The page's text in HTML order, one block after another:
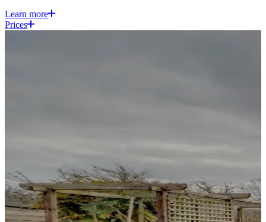
Learn more​​​​‌ ‍ ​‍​‍‌‍ ‌ ​‍‌‍‍‌‌‍‌ ‌‍‍‌‌‍ ‍​‍​‍​ ‍‍​‍​‍‌ ​ ‌‍​‌‌‍ ‍‌‍‍‌‌ ‌​‌ ‍‌​‍ ‍‌‍‍‌‌‍ ​‍​‍​‍ ​​‍​‍‌‍‍​‌ ​‍‌‍‌‌‌‍‌‍​‍​‍​ ‍‍​‍​‍​‍ ‌‍​‌‌‍‌​‌‍ ‌‌‍‍‌‌‍ ‍​‍ ‌‍‍‌‌‍ ‍‌ ‌​‌‍‌‌‌‍ ‍‌ ‌​​‍ ‌‍‌‌‌‍‌​‌‍‍‌‌ ‌​​‍ ‌‍ ‌‌‍ ‌‍‌​‌‍‌‌​ ‌‌ ​​‌ ​‍‌‍‌‌‌ ​ ‌‍‌‌‌‍ ‍‌ ‌​‌‍​‌‌ ‌​‌‍‍‌‌‍ ‌‍ ‍​ ‍ ‌‍‍‌‌‍‌​​ ‌‌‍‍​‌‍ ‌‍ ‌‌‍‌‌​ ‍ ‌ ‌​‌ ‍‌‌ ​​‌‍‌‌​ ‌‌‍‍​‌‍ ‌‍ ‌‌‍‌‌​ ‍ ‌ ​​‌‍​‌‌ ‌​‌‍‍​​ ‌‌‍​ ‌‍ ‌‍ ‍‌ ‌​‌‍‌‌‌‍ ‍‌ ‌​​‍‌‌​ ‌‌‌​​‍‌‌ ‌‍‍ ‌‍‌‌‌ ‍‌​‍‌‌​ ​ ‌​‌​​‍‌‌​ ​ ‌​‌​​‍‌‌​ ​‍​ ​‍​ ​​‌‍‌‍​ ‌‌‌‍‌​​ ‍​​ ​​‌‍​‍​ ‌‍‌‍‌‍​ ‌‍​ ‌‍​ ​‌​‍‌‌​ ​‍​ ​‍​‍‌‌​ ‌‌‌​‌​​‍ ‍‌‍ ​‌‍‍‌‌ ​ ‌ ‌​​‍‌‌​ ‌‌‌​​‍‌‌ ‌‍‍ ‌‍‌‌‌ ‍‌​‍‌‌​ ​ ‌​‌​​‍‌‌​ ​ ‌​‌​​‍‌‌​ ​‍​ ​‍‌‍​‌​ ​ ‌‍​‍​ ‍‌‌‍​‍‌‍‌​​ ‌‌‌‍‌‌​ ‍‌​ ​‌​ ‌‍​ ​‌​‍‌‌​ ​‍​ ​‍​‍‌‌​ ‌‌‌​‌​​‍ ‍‌‍ ​‌‍‍‌‌‍ ‍‌‍‍ ‌ ​ ​‍‌‌​ ‌‌‌​​‍‌‌ ‌‍‍ ‌‍‌‌‌ ‍‌​‍‌‌​ ​ ‌​‌​​‍‌‌​ ​ ‌​‌​​‍‌‌​ ​‍​ ​‍​ ‍‌‌‍‌‍​ ‍‌​ ​​‌‍​‌‌‍​‌​ ​‌​ ​‌‌‍​‍‌‍​ ‌‍​‍​ ‍​​‍‌‌​ ​‍​ ​‍​‍‌‌​ ‌‌‌​‌​​‍ ‍‌‍ ​‌‍‍‌‌‍ ‍‌‍‍ ‌‌‌​‌‍‌‌‌ ‍​‌ ‌​​ ‌‍​‍‌‍​‌‌ ​ ‌‍‌‌‌‌‌‌‌ ​‍‌‍ ​​ ‌​‍‌‌​ ​‍‌​‌‍‌‍​‌‌‍‌​‌‍ ‌‌‍‍‌‌‍ ‍​‍‌‍‌‍‍‌‌‍‌​​ ‌‌‍‍​‌‍ ‌‍ ‌‌‍‌‌​‍‌‍‌ ‌​‌ ‍‌‌ ​​‌‍‌‌​ ‌‌‍‍​‌‍ ‌‍ ‌‌‍‌‌​‍‌‍‌ ​​‌‍​‌‌ ‌​‌‍‍​​ ‌‌‍​ ‌‍ ‌‍ ‍‌ ‌​‌‍‌‌‌‍ ‍‌ ‌​​‍‌‌​ ‌‌‌​​‍‌‌ ‌‍‍ ‌‍‌‌‌ ‍‌​‍‌‌​ ​ ‌​‌​​‍‌‌​ ​ ‌​‌​​‍‌‌​ ​‍​ ​‍​ ​​‌‍‌‍​ ‌‌‌‍‌​​ ‍​​ ​​‌‍​‍​ ‌‍‌‍‌‍​ ‌‍​ ‌‍​ ​‌​‍‌‌​ ​‍​ ​‍​‍‌‌​ ‌‌‌​‌​​‍ ‍‌‍ ​‌‍‍‌‌ ​ ‌ ‌​​‍‌‌​ ‌‌‌​​‍‌‌ ‌‍‍ ‌‍‌‌‌ ‍‌​‍‌‌​ ​ ‌​‌​​‍‌‌​ ​ ‌​‌​​‍‌‌​ ​‍​ ​‍‌‍​‌​ ​ ‌‍​‍​ ‍‌‌‍​‍‌‍‌​​ ‌‌‌‍‌‌​ ‍‌​ ​‌​ ‌‍​ ​‌​‍‌‌​ ​‍​ ​‍​‍‌‌​ ‌‌‌​‌​​‍ ‍‌‍ ​‌‍‍‌‌‍ ‍‌‍‍ ‌ ​ ​‍‌‌​ ‌‌‌​​‍‌‌ ‌‍‍ ‌‍‌‌‌ ‍‌​‍‌‌​ ​ ‌​‌​​‍‌‌​ ​ ‌​‌​​‍‌‌​ ​‍​ ​‍​ ‍‌‌‍‌‍​ ‍‌​ ​​‌‍​‌‌‍​‌​ ​‌​ ​‌‌‍​‍‌‍​ ‌‍​‍​ ‍​​‍‌‌​ ​‍​ ​‍​‍‌‌​ ‌‌‌​‌​​‍ ‍‌‍ ​‌‍‍‌‌‍ ‍‌‍‍ ‌‌‌​‌‍‌‌‌ ‍​‌ ‌​​‍‌‍‌ ​​‌‍‌‌‌ ​‍‌ ​ ‌ ​​‌‍‌‌‌‍​ ‌ ‌​‌‍‍‌‌ ‌‍‌‍‌‌​ ‌‌ ​​‌ ‌‌‌‍​‍‌‍ ​‌‍‍‌‌ ​ ‌‍‍​‌‍‌‌‌‍‌​​‍​‍‌ ‌
Prices​​​​‌ ‍ ​‍​‍‌‍ ‌ ​‍‌‍‍‌‌‍‌ ‌‍‍‌‌‍ ‍​‍​‍​ ‍‍​‍​‍‌ ​ ‌‍​‌‌‍ ‍‌‍‍‌‌ ‌​‌ ‍‌​‍ ‍‌‍‍‌‌‍ ​‍​‍​‍ ​​‍​‍‌‍‍​‌ ​‍‌‍‌‌‌‍‌‍​‍​‍​ ‍‍​‍​‍​‍ ‌‍​‌‌‍‌​‌‍ ‌‌‍‍‌‌‍ ‍​‍ ‌‍‍‌‌‍ ‍‌ ‌​‌‍‌‌‌‍ ‍‌ ‌​​‍ ‌‍‌‌‌‍‌​‌‍‍‌‌ ‌​​‍ ‌‍ ‌‌‍ ‌‍‌​‌‍‌‌​ ‌‌ ​​‌ ​‍‌‍‌‌‌ ​ ‌‍‌‌‌‍ ‍‌ ‌​‌‍​‌‌ ‌​‌‍‍‌‌‍ ‌‍ ‍​ ‍ ‌‍‍‌‌‍‌​​ ‌‌‍‍​‌‍ ‌‍ ‌‌‍‌‌​ ‍ ‌ ‌​‌ ‍‌‌ ​​‌‍‌‌​ ‌‌‍‍​‌‍ ‌‍ ‌‌‍‌‌​ ‍ ‌ ​​‌‍​‌‌ ‌​‌‍‍​​ ‌‌‍​ ‌‍ ‌‍ ‍‌ ‌​‌‍‌‌‌‍ ‍‌ ‌​​‍‌‌​ ‌‌‌​​‍‌‌ ‌‍‍ ‌‍‌‌‌ ‍‌​‍‌‌​ ​ ‌​‌​​‍‌‌​ ​ ‌​‌​​‍‌‌​ ​‍​ ​‍​ ​​‌‍‌‍​ ‌‌‌‍‌​​ ‍​​ ​​‌‍​‍​ ‌‍‌‍‌‍​ ‌‍​ ‌‍​ ​‌​‍‌‌​ ​‍​ ​‍​‍‌‌​ ‌‌‌​‌​​‍ ‍‌‍ ​‌‍‍‌‌ ​ ‌ ‌​​‍‌‌​ ‌‌‌​​‍‌‌ ‌‍‍ ‌‍‌‌‌ ‍‌​‍‌‌​ ​ ‌​‌​​‍‌‌​ ​ ‌​‌​​‍‌‌​ ​‍​ ​‍‌‍​‌​ ​ ‌‍​‍​ ‍‌‌‍​‍‌‍‌​​ ‌‌‌‍‌‌​ ‍‌​ ​‌​ ‌‍​ ​‌​‍‌‌​ ​‍​ ​‍​‍‌‌​ ‌‌‌​‌​​‍ ‍‌‍ ​‌‍‍‌‌‍ ‍‌‍‍ ‌ ​ ​‍‌‌​ ‌‌‌​​‍‌‌ ‌‍‍ ‌‍‌‌‌ ‍‌​‍‌‌​ ​ ‌​‌​​‍‌‌​ ​ ‌​‌​​‍‌‌​ ​‍​ ​‍​ ‍‌​ ​‍‌‍​‍‌‍‌​‌‍‌​‌‍‌​​ ‍‌‌‍‌‍‌‍‌​‌‍‌‌​ ‌ ​ ​ ​‍‌‌​ ​‍​ ​‍​‍‌‌​ ‌‌‌​‌​​‍ ‍‌‍ ​‌‍‍‌‌‍ ‍‌‍‍ ‌‌‌​‌‍‌‌‌ ‍​‌ ‌​​ ‌‍​‍‌‍​‌‌ ​ ‌‍‌‌‌‌‌‌‌ ​‍‌‍ ​​ ‌​‍‌‌​ ​‍‌​‌‍‌‍​‌‌‍‌​‌‍ ‌‌‍‍‌‌‍ ‍​‍‌‍‌‍‍‌‌‍‌​​ ‌‌‍‍​‌‍ ‌‍ ‌‌‍‌‌​‍‌‍‌ ‌​‌ ‍‌‌ ​​‌‍‌‌​ ‌‌‍‍​‌‍ ‌‍ ‌‌‍‌‌​‍‌‍‌ ​​‌‍​‌‌ ‌​‌‍‍​​ ‌‌‍​ ‌‍ ‌‍ ‍‌ ‌​‌‍‌‌‌‍ ‍‌ ‌​​‍‌‌​ ‌‌‌​​‍‌‌ ‌‍‍ ‌‍‌‌‌ ‍‌​‍‌‌​ ​ ‌​‌​​‍‌‌​ ​ ‌​‌​​‍‌‌​ ​‍​ ​‍​ ​​‌‍‌‍​ ‌‌‌‍‌​​ ‍​​ ​​‌‍​‍​ ‌‍‌‍‌‍​ ‌‍​ ‌‍​ ​‌​‍‌‌​ ​‍​ ​‍​‍‌‌​ ‌‌‌​‌​​‍ ‍‌‍ ​‌‍‍‌‌ ​ ‌ ‌​​‍‌‌​ ‌‌‌​​‍‌‌ ‌‍‍ ‌‍‌‌‌ ‍‌​‍‌‌​ ​ ‌​‌​​‍‌‌​ ​ ‌​‌​​‍‌‌​ ​‍​ ​‍‌‍​‌​ ​ ‌‍​‍​ ‍‌‌‍​‍‌‍‌​​ ‌‌‌‍‌‌​ ‍‌​ ​‌​ ‌‍​ ​‌​‍‌‌​ ​‍​ ​‍​‍‌‌​ ‌‌‌​‌​​‍ ‍‌‍ ​‌‍‍‌‌‍ ‍‌‍‍ ‌ ​ ​‍‌‌​ ‌‌‌​​‍‌‌ ‌‍‍ ‌‍‌‌‌ ‍‌​‍‌‌​ ​ ‌​‌​​‍‌‌​ ​ ‌​‌​​‍‌‌​ ​‍​ ​‍​ ‍‌​ ​‍‌‍​‍‌‍‌​‌‍‌​‌‍‌​​ ‍‌‌‍‌‍‌‍‌​‌‍‌‌​ ‌ ​ ​ ​‍‌‌​ ​‍​ ​‍​‍‌‌​ ‌‌‌​‌​​‍ ‍‌‍ ​‌‍‍‌‌‍ ‍‌‍‍ ‌‌‌​‌‍‌‌‌ ‍​‌ ‌​​‍‌‍‌ ​​‌‍‌‌‌ ​‍‌ ​ ‌ ​​‌‍‌‌‌‍​ ‌ ‌​‌‍‍‌‌ ‌‍‌‍‌‌​ ‌‌ ​​‌ ‌‌‌‍​‍‌‍ ​‌‍‍‌‌ ​ ‌‍‍​‌‍‌‌‌‍‌​​‍​‍‌ ‌